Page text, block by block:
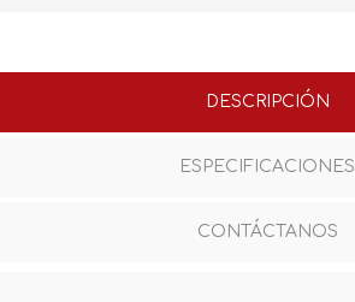
DESCRIPCIÓN
ESPECIFICACIONES
CONTÁCTANOS